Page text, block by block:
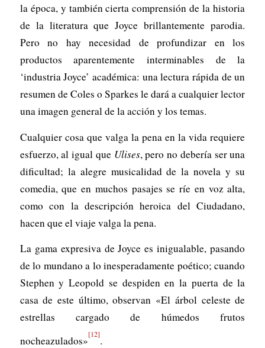
la época, y también cierta comprensión de la historia
de la literatura que Joyce brillantemente parodia.
Pero no hay necesidad de profundizar en los
productos aparentemente interminables de la
‘industria Joyce’ académica: una lectura rápida de un
resumen de Coles o Sparkes le dará a cualquier lector
una imagen general de la acción y los temas.
Cualquier cosa que valga la pena en la vida requiere
esfuerzo, al igual que Ulises, pero no debería ser una
dificultad; la alegre musicalidad de la novela y su
comedia, que en muchos pasajes se ríe en voz alta,
como con la descripción heroica del Ciudadano,
hacen que el viaje valga la pena.
La gama expresiva de Joyce es inigualable, pasando
de lo mundano a lo inesperadamente poético; cuando
Stephen y Leopold se despiden en la puerta de la
casa de este último, observan «El árbol celeste de
estrellas cargado de húmedos frutos
nocheazulados»[12].